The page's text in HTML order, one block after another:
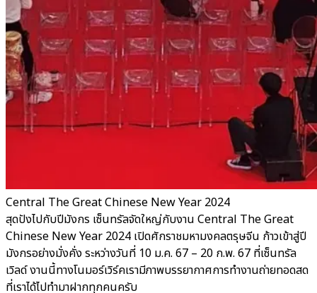
Central The Great Chinese New Year 2024
สุดปังไปกับปีมังกร เซ็นทรัลจัดใหญ่กับงาน Central The Great
Chinese New Year 2024 เปิดศักราชมหามงคลตรุษจีน ก้าวเข้าสู่ปี
มังกรอย่างมั่งคั่ง ระหว่างวันที่ 10 ม.ค. 67 – 20 ก.พ. 67 ที่เซ็นทรัล
เวิลด์ งานนี้ทางโนมอร์เวิร์คเรามีภาพบรรยากาศการทำงานถ่ายทอดสด
ที่เราได้ไปทำมาฝากทุกคนครับ